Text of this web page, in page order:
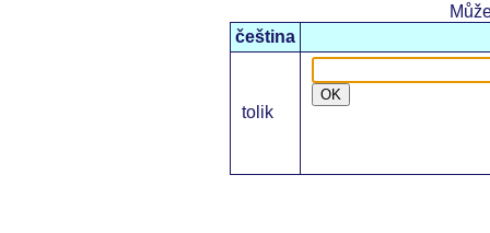
čeština
tolik
OK